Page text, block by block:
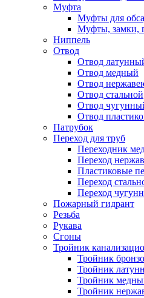
Муфта
Муфты для
Муфты, замки,
Ниппель
Отвод
Отвод
Отвод медный
Отвод
Отвод стальной
Отвод
Отвод
Патрубок
Переход для труб
Переходник
Переход
Пластиковые
Переход
Переход
Пожарный гидрант
Резьба
Рукава
Сгоны
Тройник
Тройник
Тройник
Тройник
Тройник